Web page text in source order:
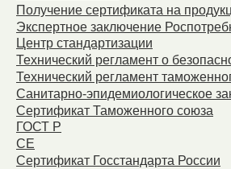
Получение сертификата на
Экспертное заключение
Центр стандартизации
Технический регламент о
Технический регламент
Санитарно-эпидемиологическое
Сертификат Таможенного союза
ГОСТ Р
СЕ
Сертификат Госстандарта России